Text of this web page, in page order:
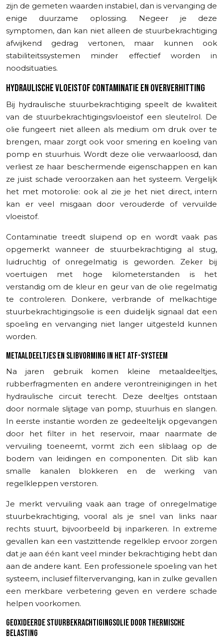
zijn de gemeten waarden instabiel, dan is vervanging de
enige duurzame oplossing. Negeer je deze
symptomen, dan kan niet alleen de stuurbekrachtiging
afwijkend gedrag vertonen, maar kunnen ook
stabiliteitssystemen minder effectief worden in
noodsituaties.
HYDRAULISCHE VLOEISTOF CONTAMINATIE EN OVERVERHITTING
Bij hydraulische stuurbekrachtiging speelt de kwaliteit
van de stuurbekrachtigingsvloeistof een sleutelrol. De
olie fungeert niet alleen als medium om druk over te
brengen, maar zorgt ook voor smering en koeling van
pomp en stuurhuis. Wordt deze olie verwaarloosd, dan
verliest ze haar beschermende eigenschappen en kan
ze juist schade veroorzaken aan het systeem. Vergelijk
het met motorolie: ook al zie je het niet direct, intern
kan er veel misgaan door verouderde of vervuilde
vloeistof.
Contaminatie treedt sluipend op en wordt vaak pas
opgemerkt wanneer de stuurbekrachtiging al stug,
luidruchtig of onregelmatig is geworden. Zeker bij
voertuigen met hoge kilometerstanden is het
verstandig om de kleur en geur van de olie regelmatig
te controleren. Donkere, verbrande of melkachtige
stuurbekrachtigingsolie is een duidelijk signaal dat een
spoeling en vervanging niet langer uitgesteld kunnen
worden.
METAALDEELTJES EN SLIBVORMING IN HET ATF-SYSTEEM
Na jaren gebruik komen kleine metaaldeeltjes,
rubberfragmenten en andere verontreinigingen in het
hydraulische circuit terecht. Deze deeltjes ontstaan
door normale slijtage van pomp, stuurhuis en slangen.
In eerste instantie worden ze gedeeltelijk opgevangen
door het filter in het reservoir, maar naarmate de
vervuiling toeneemt, vormt zich een sliblaag op de
bodem van leidingen en componenten. Dit slib kan
smalle kanalen blokkeren en de werking van
regelkleppen verstoren.
Je merkt vervuiling vaak aan trage of onregelmatige
stuurbekrachtiging, vooral als je snel van links naar
rechts stuurt, bijvoorbeeld bij inparkeren. In extreme
gevallen kan een vastzittende regelklep ervoor zorgen
dat je aan één kant veel minder bekrachtiging hebt dan
aan de andere kant. Een professionele spoeling van het
systeem, inclusief filtervervanging, kan in zulke gevallen
een merkbare verbetering geven en verdere schade
helpen voorkomen.
GEOXIDEERDE STUURBEKRACHTIGINGSOLIE DOOR THERMISCHE
BELASTING